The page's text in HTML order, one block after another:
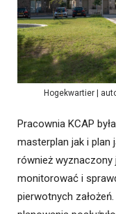
Hogekwartier |
Pracownia KCAP
masterplan jak i plan
również wyznaczony
monitorować i
pierwotnych